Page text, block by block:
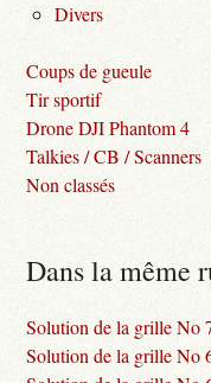
Divers
Coups de gueule
Tir sportif
Drone DJI Phantom 4
Talkies / CB / Scanners
Non classés
Dans la même
Solution de la grille No
Solution de la grille No